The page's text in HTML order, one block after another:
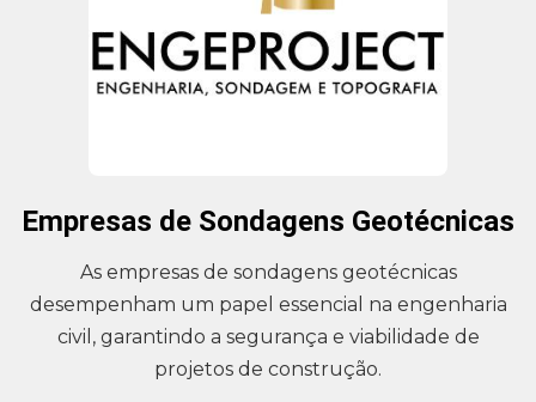
Empresas de Sondagens Geotécnicas
As empresas de sondagens geotécnicas
desempenham um papel essencial na engenharia
civil, garantindo a segurança e viabilidade de
projetos de construção.